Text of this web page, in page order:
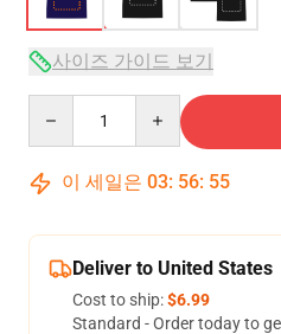
사이즈 가이드 보기
이 세일은 03: 56: 54
Deliver to United States
Cost to ship:$6.99
Standard - Order today to